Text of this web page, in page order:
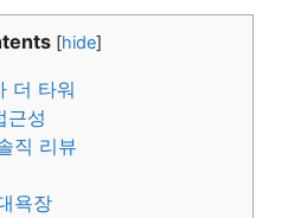
[hide]
더 타워
근성
직 리뷰
욕장